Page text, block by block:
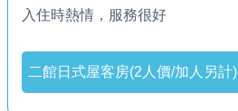
入住時熱情，服務很好
二館日式屋客房(2人價/加人另計)